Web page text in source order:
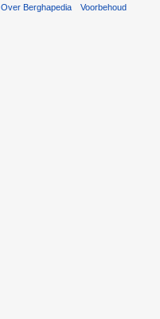
Over Berghapedia Voorbehoud